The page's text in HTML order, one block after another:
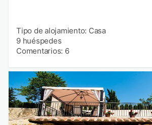
Tipo de alojamiento: Casa
9 huéspedes
Comentarios: 6